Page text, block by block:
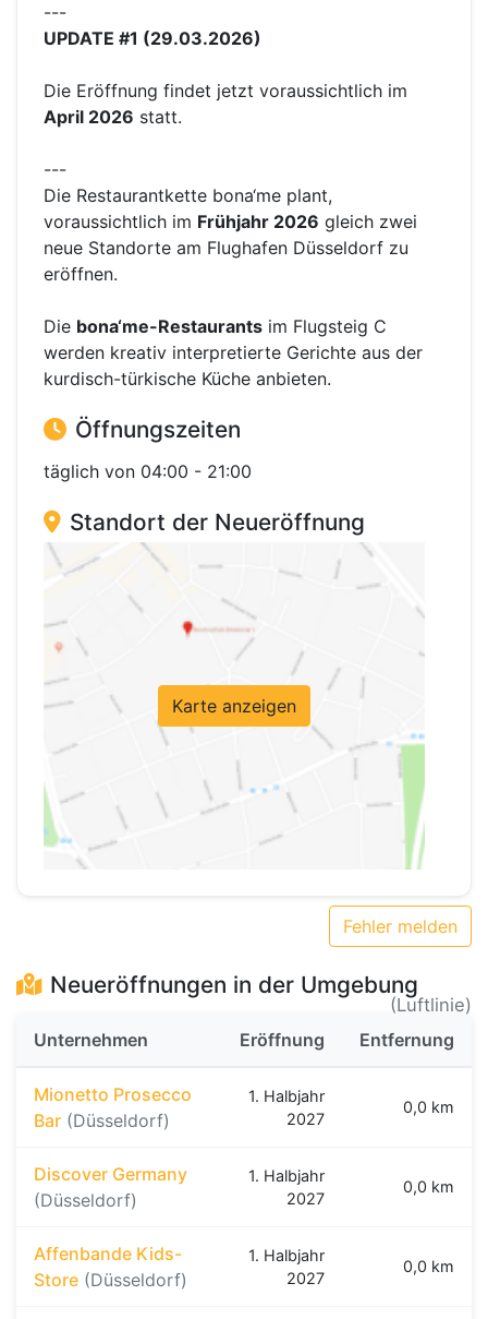
---
UPDATE #1 (29.03.2026)
Die Eröffnung findet jetzt voraussichtlich im
April 2026 statt.
---
Die Restaurantkette bona‘me plant,
voraussichtlich im Frühjahr 2026 gleich zwei
neue Standorte am Flughafen Düsseldorf zu
eröffnen.
Die bona‘me-Restaurants im Flugsteig C
werden kreativ interpretierte Gerichte aus der
kurdisch-türkische Küche anbieten.
Öffnungszeiten
täglich von 04:00 - 21:00
Standort der Neueröffnung
Karte anzeigen
Fehler melden
Neueröffnungen in der Umgebung
(Luftlinie)
Unternehmen
Eröffnung Entfernung
Mionetto Prosecco
Bar (Düsseldorf)
1. Halbjahr
2027
0,0 km
Discover Germany
(Düsseldorf)
1. Halbjahr
2027
0,0 km
Affenbande Kids-
Store (Düsseldorf)
1. Halbjahr
2027
0,0 km